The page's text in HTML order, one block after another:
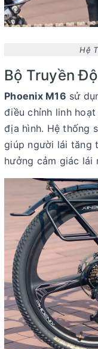
Hệ
Bộ Truyền
Phoenix M16 sử
điều chỉnh linh
địa hình. Hệ thống
giúp người lái tăng
hưởng cảm giác lái